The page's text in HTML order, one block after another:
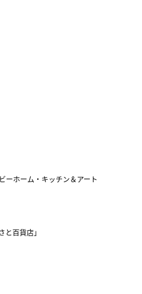
ーホーム・キッチン＆アート
と百貨店」